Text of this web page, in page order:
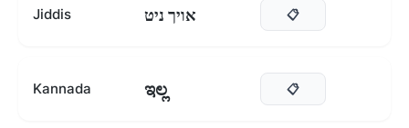
Jiddis אויך ניט 📋
Kannada ಇಲ್ಲ 📋